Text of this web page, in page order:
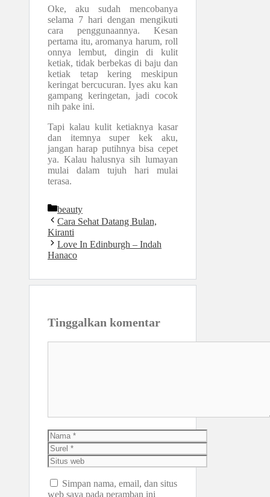
Oke, aku sudah mencobanya
selama 7 hari dengan mengikuti
cara penggunaannya. Kesan
pertama itu, aromanya harum, roll
onnya lembut, dingin di kulit
ketiak, tidak berbekas di baju dan
ketiak tetap kering meskipun
keringat bercucuran. Iyes aku kan
gampang keringetan, jadi cocok
nih pake ini.
Tapi kalau kulit ketiaknya kasar
dan itemnya super kek aku,
jangan harap putihnya bisa cepet
ya. Kalau halusnya sih lumayan
mulai dalam tujuh hari mulai
terasa.
Kategori
beauty
Cara Sehat Datang Bulan,
Kiranti
Love In Edinburgh – Indah
Hanaco
Tinggalkan komentar
Nama
Surel
Situs
web
Simpan nama, email, dan situs
web saya pada peramban ini